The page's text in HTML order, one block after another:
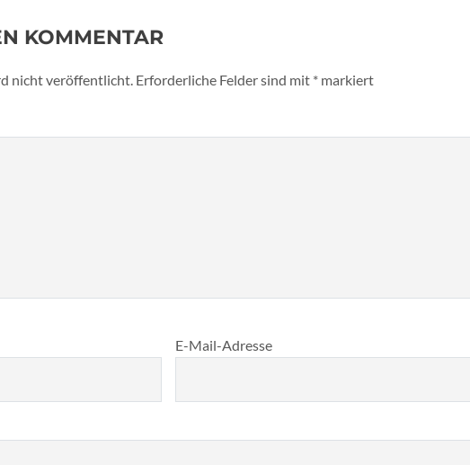
KOMMENTAR
nicht veröffentlicht. Erforderliche Felder sind mit * markiert
E-Mail-Adresse